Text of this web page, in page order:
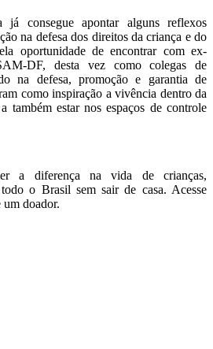
já consegue apontar alguns reflexos
na defesa dos direitos da criança e do
oportunidade de encontrar com ex-
DF, desta vez como colegas de
na defesa, promoção e garantia de
como inspiração a vivência dentro da
também estar nos espaços de controle
a diferença na vida de crianças,
o Brasil sem sair de casa. Acesse
doador.